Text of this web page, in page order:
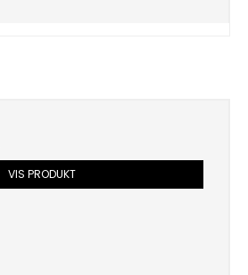
VIS PRODUKT